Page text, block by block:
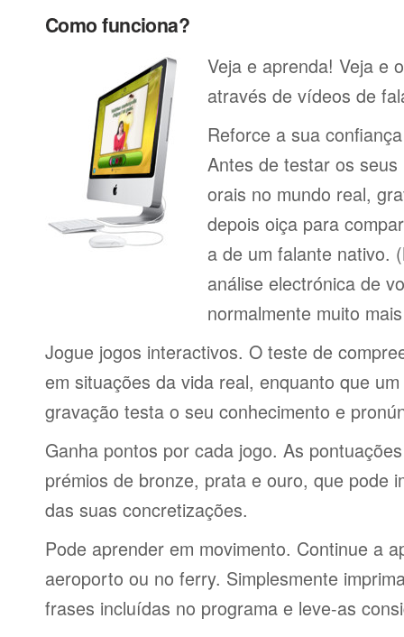
Como funciona?
Veja e aprenda! Veja e
através de vídeos de
Reforce a sua
Antes de testar os
orais no mundo real,
depois oiça para
a de um falante nativo.
análise electrónica de
normalmente muito
Jogue jogos interactivos. O teste de
em situações da vida real, enquanto que
gravação testa o seu conhecimento e
Ganha pontos por cada jogo. As
prémios de bronze, prata e ouro, que pode
das suas concretizações.
Pode aprender em movimento. Continue a
aeroporto ou no ferry. Simplesmente
frases incluídas no programa e leve-as